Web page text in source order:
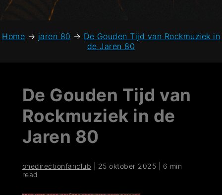
Home → jaren 80 → De Gouden Tijd van Rockmuziek in
de Jaren 80
De Gouden Tijd van
Rockmuziek in de
Jaren 80
onedirectionfanclub 25 oktober 2025
6 min
read